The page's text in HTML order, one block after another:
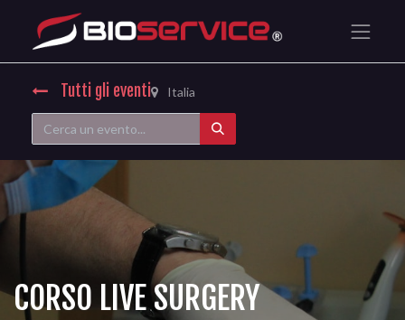
Tutti gli eventi Italia
CORSO LIVE SURGERY